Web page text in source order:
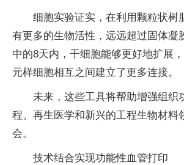
细胞实验证实，在利用颗粒状树
有更多的生物活性，远远超过固体凝
中的8天内，干细胞能够更好地扩展
元样细胞相互之间建立了更多连接。
未来，这些工具将帮助增强组织
程、再生医学和新兴的工程生物材料
会。
技术结合实现功能性血管打印